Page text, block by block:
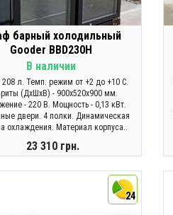
барный холодильный
Gooder BBD230H
В наличии
л. Темп. режим от +2 до +10 С.
(ДхШхВ) - 900х520х900 мм.
- 220 В. Мощность - 0,13 кВт.
двери. 4 полки. Динамическая
охлаждения. Материал корпуса..
23 310 грн.
24